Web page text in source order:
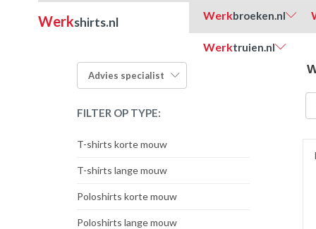
Werkshirts.nl Werkbroeken.nl
Werktruien.nl
FILTER OP TYPE:
T-shirts korte mouw
T-shirts lange mouw
Poloshirts korte mouw
Poloshirts lange mouw
Advies specialist